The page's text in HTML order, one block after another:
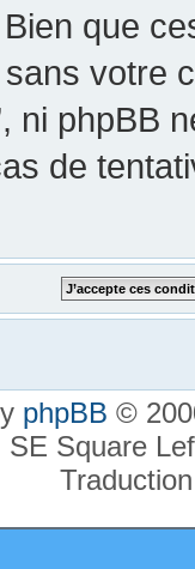
que
votre
ni phpBB
de
phpBB ©
SE Square